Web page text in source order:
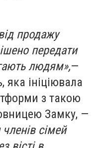
продажу
передати
людям»,—
ініціювала
з такою
Замку, —
сімей